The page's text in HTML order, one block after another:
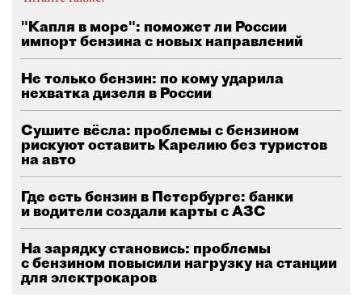
"Капля в море": поможет ли России
импорт бензина с новых направлений
Не только бензин: по кому ударила
нехватка дизеля в России
Сушите вёсла: проблемы с бензином
рискуют оставить Карелию без туристов
на авто
Где есть бензин в Петербурге: банки
и водители создали карты с АЗС
На зарядку становись: проблемы
с бензином повысили нагрузку на станции
для электрокаров